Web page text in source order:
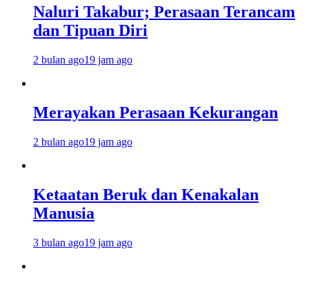
Naluri Takabur; Perasaan Terancam
dan Tipuan Diri
2 bulan ago19 jam ago
Merayakan Perasaan Kekurangan
2 bulan ago19 jam ago
Ketaatan Beruk dan Kenakalan
Manusia
3 bulan ago19 jam ago